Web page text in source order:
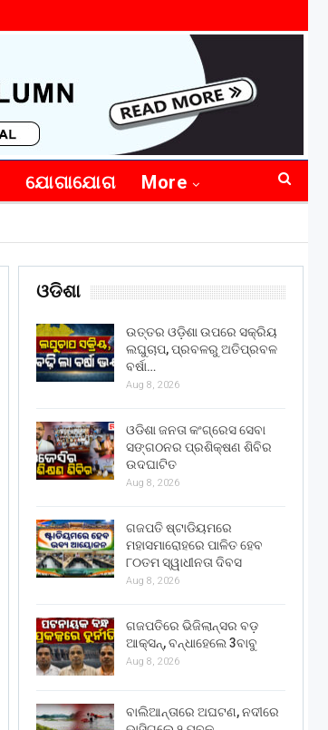
ଯୋଗାଯୋଗ More
ଓଡିଶା
ଉତ୍ତର ଓଡ଼ିଶା ଉପରେ ସକ୍ରିୟ
ଲଘୁଚାପ, ପ୍ରବଳରୁ ଅତିପ୍ରବଳ
ବର୍ଷା…
Aug 8, 2026
ଓଡିଶା ଜନତା କଂଗ୍ରେସ ସେବା
ସଙ୍ଗଠନର ପ୍ରଶିକ୍ଷଣ ଶିବିର
ଉଦଘାଟିତ
Aug 8, 2026
ଗଜପତି ଷ୍ଟାଡିୟମରେ
ମହାସମାରୋହରେ ପାଳିତ ହେବ
୮୦ତମ ସ୍ୱାଧୀନତା ଦିବସ
Aug 8, 2026
ଗଜପତିରେ ଭିଜିଲାନ୍ସର ବଡ଼
ଆକ୍ସନ୍, ବନ୍ଧାହେଲେ 3ବାବୁ
Aug 8, 2026
ବାଲିଆନ୍ତାରେ ଅଘଟଣ, ନଦୀରେ